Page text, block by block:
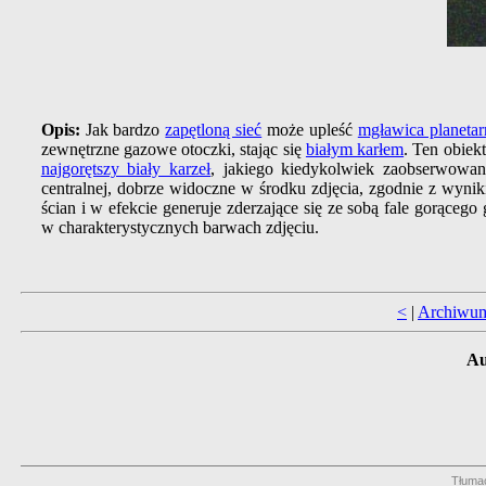
Opis: Jak bardzozapętloną sieć może upleść mgławica
zewnętrzne gazowe otoczki, stając się białym karłem. Ten
najgorętszy biały karzeł, jakiego kiedykolwiek
centralnej, dobrze widoczne w środku zdjęcia, zgodnie z
ścian i w efekcie generuje zderzające się ze sobą fale
w charakterystycznych barwach zdjęciu.
< |